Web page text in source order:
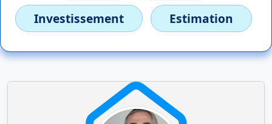
Investissement
Estimation